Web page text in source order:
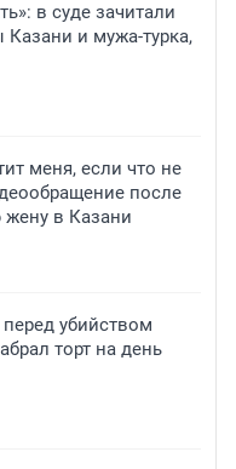
в суде зачитали
и мужа-турка,
меня, если что не
после
жену в Казани
перед убийством
торт на день